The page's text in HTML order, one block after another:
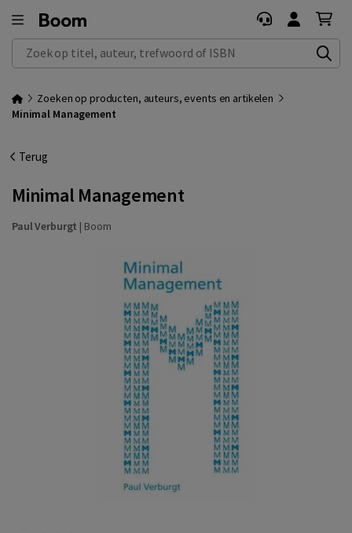
Zoek op titel, auteur, trefwoord of ISBN
Zoeken op producten, auteurs, events en artikelen
Minimal Management
Terug
Minimal Management
Paul Verburgt | Boom